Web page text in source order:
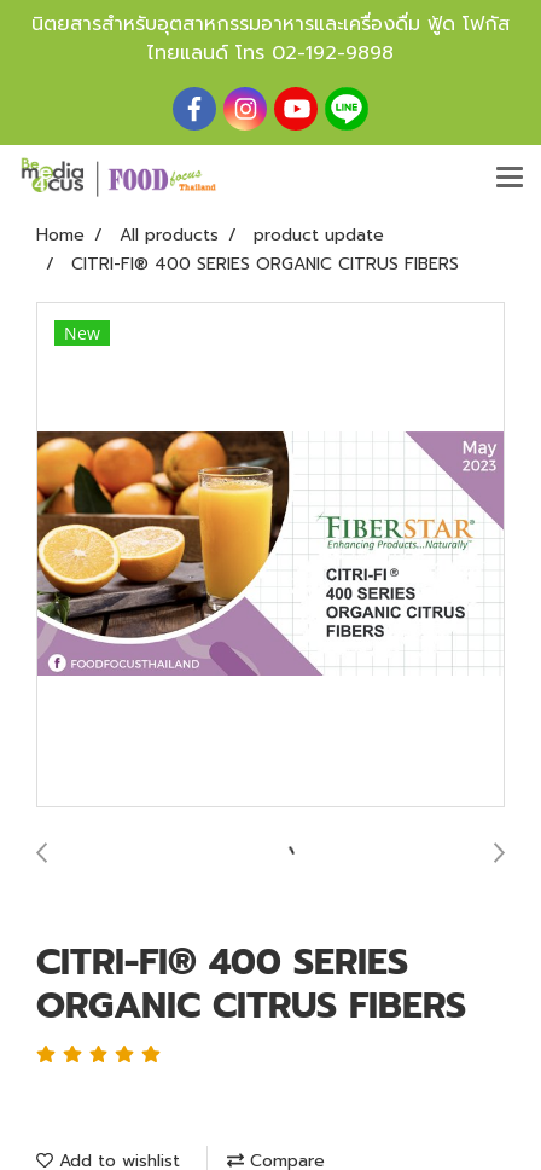
นิตยสารสำหรับอุตสาหกรรมอาหารและเครื่องดื่ม ฟู้ด โฟกัส
ไทยแลนด์ โทร 02-192-9898
Home All products
product update
CITRI-FI® 400 SERIES ORGANIC CITRUS FIBERS
New
CITRI-FI® 400 SERIES
ORGANIC CITRUS FIBERS
Add to wishlist Compare